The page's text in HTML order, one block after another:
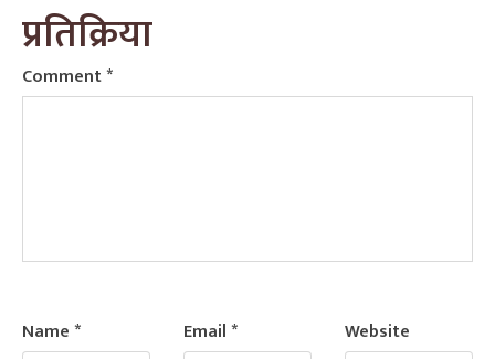
प्रतिक्रिया
Comment*
Name* Email* Website